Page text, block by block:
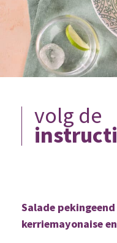
volg de
Salade
kerriemayonaise